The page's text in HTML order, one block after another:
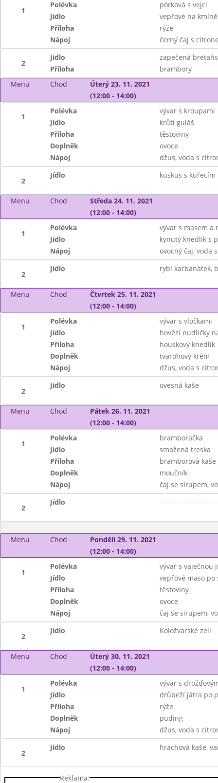
1
Polévka
pórková s vejci
Jídlo
vepřové na kmíně
Příloha
rýže
Nápoj
černý čaj s
2
Jídlo
zapečená
Příloha
brambory
Menu
Chod
Úterý 23. 11. 2021
(12:00 - 14:00)
1
Polévka
vývar s kroupami
Jídlo
krůtí guláš
Příloha
těstoviny
Doplněk
ovoce
Nápoj
džus, voda s
2
Jídlo kuskus s
Menu Chod
Středa 24. 11. 2021
(12:00 - 14:00)
1
Polévka
vývar s masem a
Jídlo
kynutý knedlík s
Nápoj
ovocný čaj, voda
2
Jídlo rybí karbanátek,
Menu Chod
Čtvrtek 25. 11. 2021
(12:00 - 14:00)
1
Polévka
vývar s vločkami
Jídlo
hovězí nudličky
Příloha
houskový knedlík
Doplněk
tvarohový krém
Nápoj
džus, voda s
2
Jídlo ovesná kaše
Menu Chod
Pátek 26. 11. 2021
(12:00 - 14:00)
1
Polévka
bramboračka
Jídlo
smažená treska
Příloha
bramborová kaše
Doplněk
moučník
Nápoj
čaj se sirupem,
2
Jídlo
Menu Chod
Pondělí 29. 11. 2021
(12:00 - 14:00)
1
Polévka
vývar s vaječnou
Jídlo
vepřové maso po
Příloha
těstoviny
Doplněk
ovoce
Nápoj
čaj se sirupem,
2
Jídlo Koložvarské zelí
Menu Chod
Úterý 30. 11. 2021
(12:00 - 14:00)
1
Polévka
vývar s
Jídlo
drůbeží játra po
Příloha
rýže
Doplněk
puding
Nápoj
džus, voda s
2
Jídlo hrachová kaše,
Reklama: